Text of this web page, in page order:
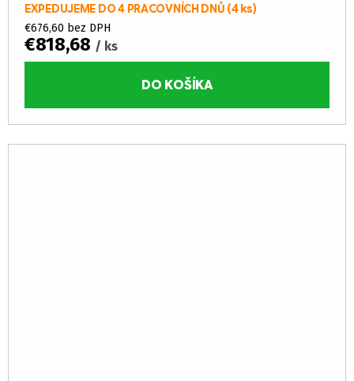
EXPEDUJEME DO 4 PRACOVNÍCH DNŮ (4 ks)
€676,60 bez DPH
€818,68 / ks
DO KOŠÍKA